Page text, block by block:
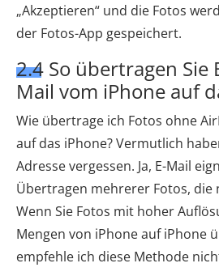
„Akzeptieren“ und die Fotos
der Fotos-App gespeichert.
2.4 So übertragen Sie
Mail vom iPhone auf
Wie übertrage ich Fotos ohne
auf das iPhone? Vermutlich
Adresse vergessen. Ja, E-Mail
Übertragen mehrerer Fotos, die
Wenn Sie Fotos mit hoher
Mengen von iPhone auf iPhone
empfehle ich diese Methode